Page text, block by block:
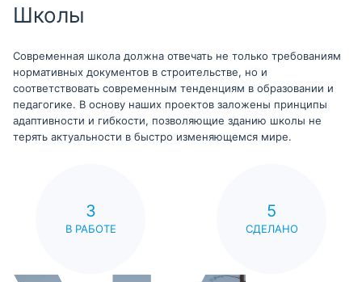
Школы
Современная школа должна отвечать не только требованиям
нормативных документов в строительстве, но и
соответствовать современным тенденциям в образовании и
педагогике. В основу наших проектов заложены принципы
адаптивности и гибкости, позволяющие зданию школы не
терять актуальности в быстро изменяющемся мире.
3
В РАБОТЕ
5
СДЕЛАНО